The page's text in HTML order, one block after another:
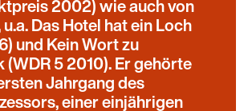
2002) wie auch von
Das Hotel hat ein Loch
und Kein Wort zu
5 2010). Er gehörte
Jahrgang des
einer einjährigen